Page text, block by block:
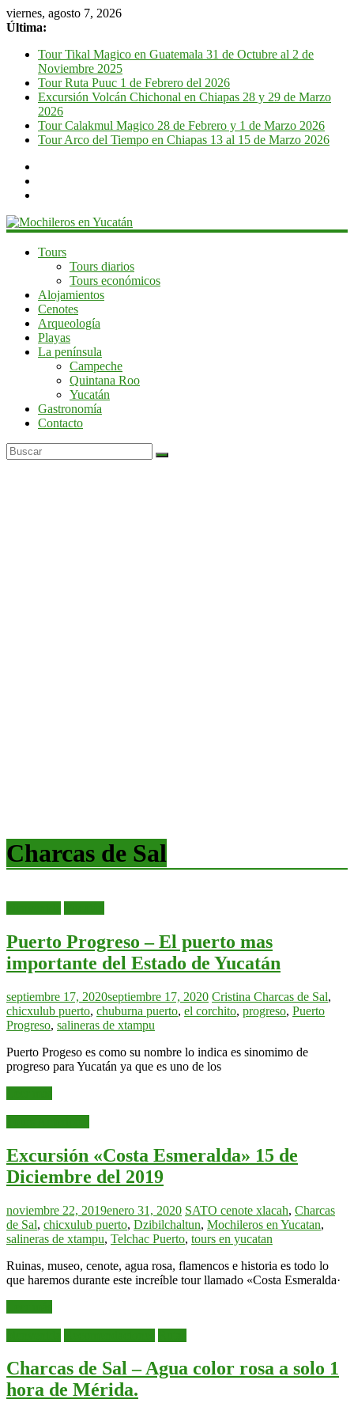
viernes, agosto 7, 2026
Última:
Tour Tikal Magico en Guatemala 31 de Octubre al 2 de
Noviembre 2025
Tour Ruta Puuc 1 de Febrero del 2026
Excursión Volcán Chichonal en Chiapas 28 y 29 de Marzo
2026
Tour Calakmul Magico 28 de Febrero y 1 de Marzo 2026
Tour Arco del Tiempo en Chiapas 13 al 15 de Marzo 2026
Mochileros
Yucatán
Yucatán
Tours
Tours diarios
Tours económicos
Alojamientos
Cenotes
Arqueología
Playas
La península
Campeche
Quintana Roo
Yucatán
Gastronomía
Contacto
Charcas de Sal
Puerto Progreso – El puerto mas
importante del Estado de Yucatán
septiembre 17, 2020septiembre 17, 2020 Cristina Charcas de Sal,
chicxulub puerto, chuburna puerto, el corchito, progreso, Puerto
Progreso, salineras de xtampu
Puerto Progeso es como su nombre lo indica es sinomimo de
progreso para Yucatán ya que es uno de los
Excursión «Costa Esmeralda» 15 de
Diciembre del 2019
noviembre 22, 2019enero 31, 2020 SATO cenote xlacah, Charcas
de Sal, chicxulub puerto, Dzibilchaltun, Mochileros en Yucatan,
salineras de xtampu, Telchac Puerto, tours en yucatan
Ruinas, museo, cenote, agua rosa, flamencos e historia es todo lo
que haremos durante este increíble tour llamado «Costa Esmeralda·
Charcas de Sal – Agua color rosa a solo 1
hora de Mérida.